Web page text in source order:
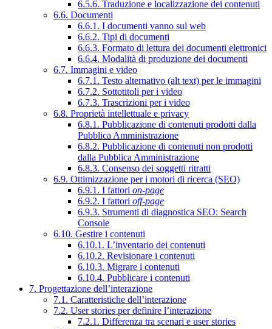
6.5.6. Traduzione e localizzazione dei contenuti
6.6. Documenti
6.6.1. I documenti vanno sul web
6.6.2. Tipi di documenti
6.6.3. Formato di lettura dei documenti elettronici
6.6.4. Modalità di produzione dei documenti
6.7. Immagini e video
6.7.1. Testo alternativo (alt text) per le immagini
6.7.2. Sottotitoli per i video
6.7.3. Trascrizioni per i video
6.8. Proprietà intellettuale e privacy
6.8.1. Pubblicazione di contenuti prodotti dalla
Pubblica Amministrazione
6.8.2. Pubblicazione di contenuti non prodotti
dalla Pubblica Amministrazione
6.8.3. Consenso dei soggetti ritratti
6.9. Ottimizzazione per i motori di ricerca (SEO)
6.9.1. I fattori on-page
6.9.2. I fattori off-page
6.9.3. Strumenti di diagnostica SEO: Search
Console
6.10. Gestire i contenuti
6.10.1. L’inventario dei contenuti
6.10.2. Revisionare i contenuti
6.10.3. Migrare i contenuti
6.10.4. Pubblicare i contenuti
7. Progettazione dell’interazione
7.1. Caratteristiche dell’interazione
7.2. User stories per definire l’interazione
7.2.1. Differenza tra scenari e user stories